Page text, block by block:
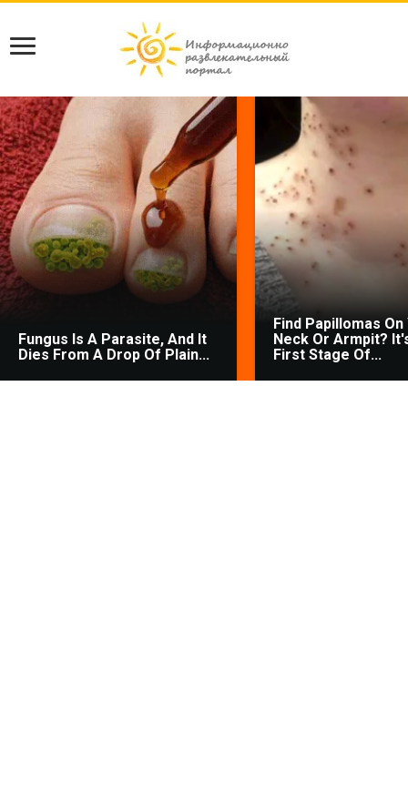
Fungus Is A Parasite, And It
Dies From A Drop Of Plain...
Find Papillomas On
Neck Or Armpit?
First Stage Of...